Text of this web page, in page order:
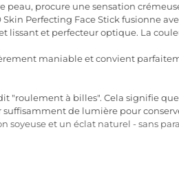
procure une sensation
Perfecting Face Stick fusionne
lissant et perfecteur optique. La
maniable et convient
"roulement à billes". Cela signifie
de lumière pour
soyeuse et un éclat naturel - sans